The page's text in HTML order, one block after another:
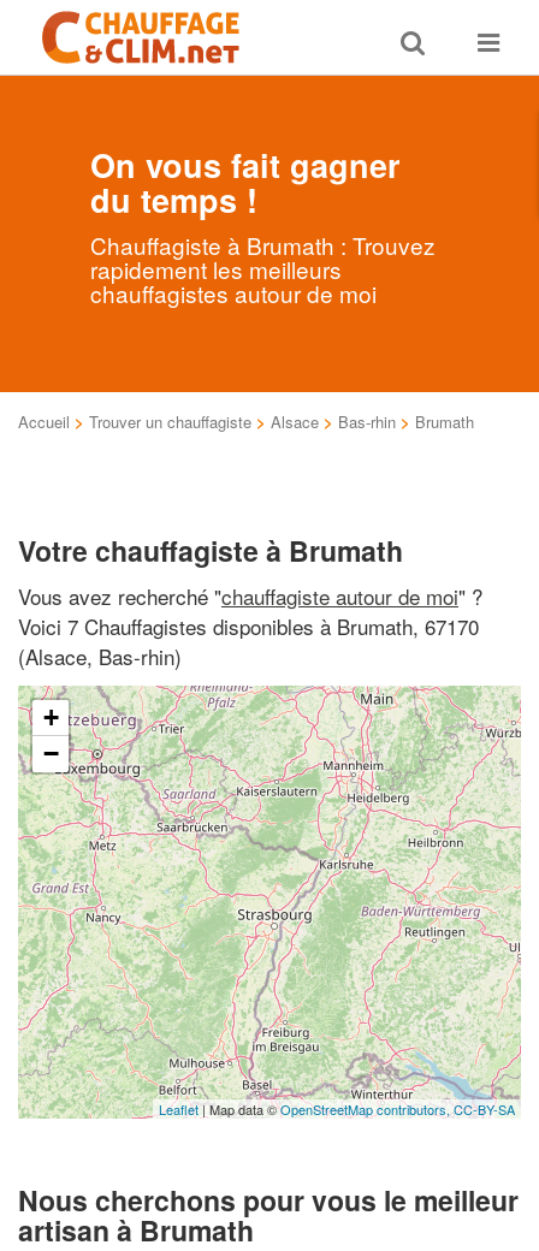
Toggle
search
Toggle
On vous fait gagner
du temps !
Chauffagiste à Brumath : Trouvez
rapidement les meilleurs
chauffagistes autour de moi
Accueil > Trouver un chauffagiste > Alsace > Bas-rhin > Brumath
Votre chauffagiste à Brumath
Vous avez recherché "chauffagiste autour de moi" ?
Voici 7 Chauffagistes disponibles à Brumath, 67170
(Alsace, Bas-rhin)
+
−
Leaflet| Map data ©OpenStreetMap contributors,CC-BY-SA
Nous cherchons pour vous le meilleur
artisan à Brumath